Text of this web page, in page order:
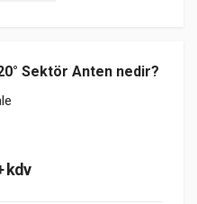
Sektör Anten nedir?
kdv